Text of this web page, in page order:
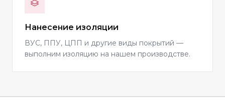
Нанесение изоляции
ВУС, ППУ, ЦПП и другие виды покрытий —
выполним изоляцию на нашем производстве.